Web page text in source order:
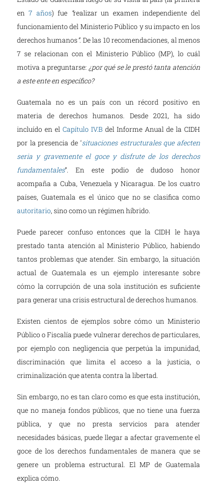
en 7 años) fue “realizar un examen independiente del
funcionamiento del Ministerio Público y su impacto en los
derechos humanos”. De las 10 recomendaciones, al menos
7 se relacionan con el Ministerio Público (MP), lo cuál
motiva a preguntarse: ¿por qué se le prestó tanta atención
a este ente en específico?
Guatemala no es un país con un récord positivo en
materia de derechos humanos. Desde 2021, ha sido
incluído en el Capítulo IV.B del Informe Anual de la CIDH
por la presencia de“situaciones estructurales que afecten
seria y gravemente el goce y disfrute de los derechos
fundamentales”. En este podio de dudoso honor
acompaña a Cuba, Venezuela y Nicaragua. De los cuatro
países, Guatemala es el único que no se clasifica como
autoritario, sino como un régimen híbrido.
Puede parecer confuso entonces que la CIDH le haya
prestado tanta atención al Ministerio Público, habiendo
tantos problemas que atender. Sin embargo, la situación
actual de Guatemala es un ejemplo interesante sobre
cómo la corrupción de una sola institución es suficiente
para generar una crisis estructural de derechos humanos.
Existen cientos de ejemplos sobre cómo un Ministerio
Público o Fiscalía puede vulnerar derechos de particulares,
por ejemplo con negligencia que perpetúa la impunidad,
discriminación que limita el acceso a la justicia, o
criminalización que atenta contra la libertad.
Sin embargo, no es tan claro como es que esta institución,
que no maneja fondos públicos, que no tiene una fuerza
pública, y que no presta servicios para atender
necesidades básicas, puede llegar a afectar gravemente el
goce de los derechos fundamentales de manera que se
genere un problema estructural. El MP de Guatemala
explica cómo.